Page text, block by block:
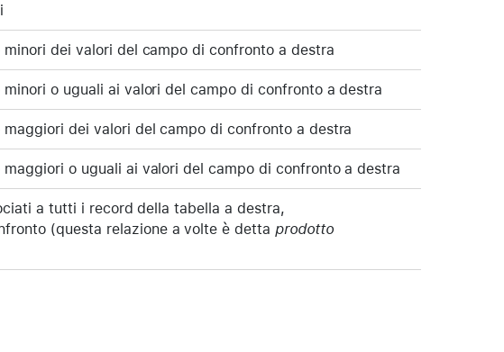
dei valori del campo di confronto a destra
o uguali ai valori del campo di confronto a destra
dei valori del campo di confronto a destra
o uguali ai valori del campo di confronto a destra
a tutti i record della tabella a destra,
(questa relazione a volte è detta prodotto